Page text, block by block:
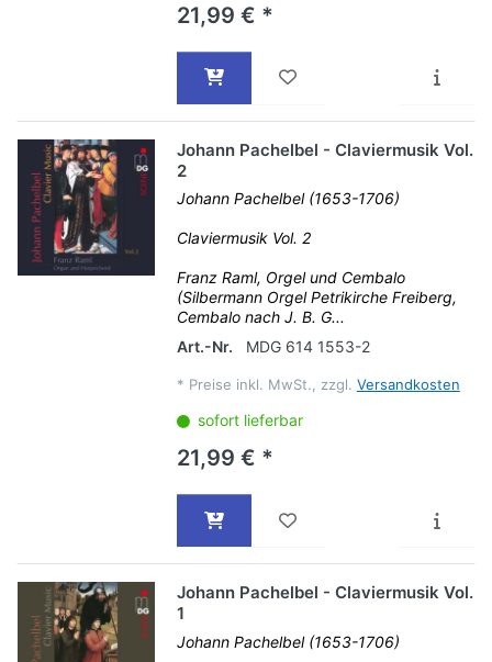
21,99 € *
Johann Pachelbel - Claviermusik Vol.
2
Johann Pachelbel (1653-1706)
Claviermusik Vol. 2
Franz Raml, Orgel und Cembalo
(Silbermann Orgel Petrikirche Freiberg,
Cembalo nach J. B. G...
Art.-Nr.
MDG 614 1553-2
* Preise inkl. MwSt., zzgl. Versandkosten
sofort lieferbar
21,99 € *
Johann Pachelbel - Claviermusik Vol.
1
Johann Pachelbel (1653-1706)